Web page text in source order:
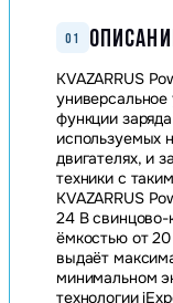
01
KVAZARRUS
функции
используемых
двигателях, и
техники с
KVAZARRUS
24 В свинцово-
ёмкостью от 20
выдаёт
минимальном
технологии